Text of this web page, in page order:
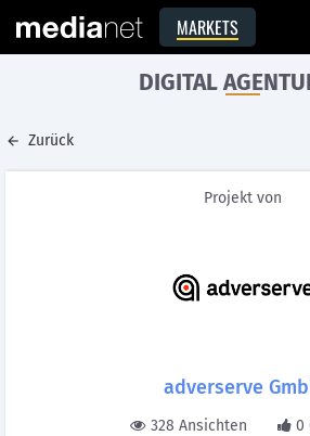
MARKETS
DIGITAL
Zurück
Projekt von
adverserve
328 Ansichten 0